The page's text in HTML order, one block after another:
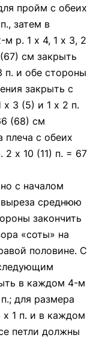
пройм с обеих
затем в
р. 1 х 4, 1 х 3, 2
см закрыть
п. и обе стороны
закрыть с
3 (5) и 1 х 2 п.
(68) см
плеча с обеих
х 10 (11) п. = 67
с началом
среднюю
закончить
«соты» на
половине. С
в каждом 4-м
для размера
1 п. и в каждом
петли должны